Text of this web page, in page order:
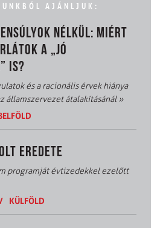
AJÁNLJUK:
NÉLKÜL: MIÉRT
A „JÓ
IS?
és a racionális érvek hiánya
államszervezet átalakításánál»
EREDETE
programját évtizedekkel ezelőtt
/ KÜLFÖLD